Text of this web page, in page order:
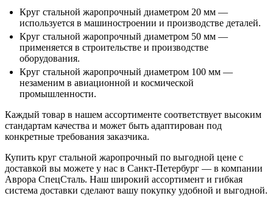
Круг стальной жаропрочный диаметром 20 мм —
используется в машиностроении и производстве деталей.
Круг стальной жаропрочный диаметром 50 мм —
применяется в строительстве и производстве
оборудования.
Круг стальной жаропрочный диаметром 100 мм —
незаменим в авиационной и космической
промышленности.
Каждый товар в нашем ассортименте соответствует высоким
стандартам качества и может быть адаптирован под
конкретные требования заказчика.
Купить круг стальной жаропрочный по выгодной цене с
доставкой вы можете у нас в Санкт-Петербург — в компании
Аврора СпецСталь. Наш широкий ассортимент и гибкая
система доставки сделают вашу покупку удобной и выгодной.